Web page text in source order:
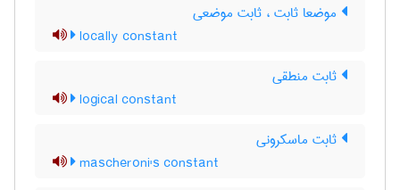
موضعا ثابت ، ثابت موضعی
locally constant
ثابت منطقی
logical constant
ثابت ماسکرونی
mascheroni's constant